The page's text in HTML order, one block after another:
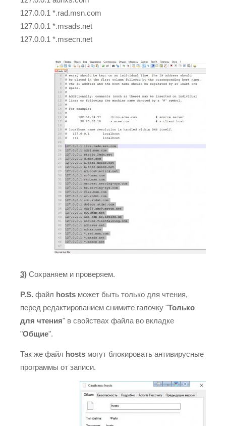
127.0.0.1 *.rad.msn.com
127.0.0.1 *.msads.net
127.0.0.1 *.msecn.net
3) Сохраняем и проверяем.
P.S. файл hosts может быть только для чтения,
перед редактированием снимите галочку "Только
для чтения" в свойствах файла во вкладке
"Общие".
Так же файл hosts могут блокировать антивирусные
программы от записи.